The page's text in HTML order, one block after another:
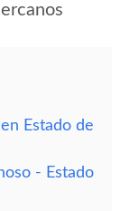
Estado de
- Estado